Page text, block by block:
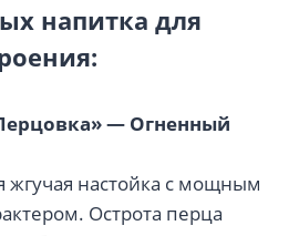
напитка для
— Огненный
жгучая настойка с мощным
Острота перца